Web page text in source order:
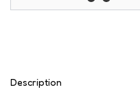
Description